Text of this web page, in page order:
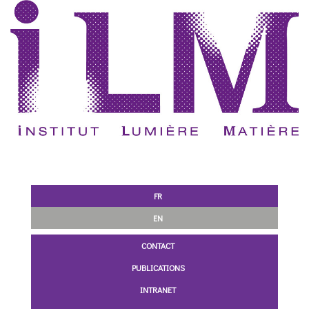
FR
EN
CONTACT
PUBLICATIONS
INTRANET